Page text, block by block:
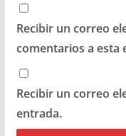
Recibir un correo
comentarios a esta
Recibir un correo
entrada.